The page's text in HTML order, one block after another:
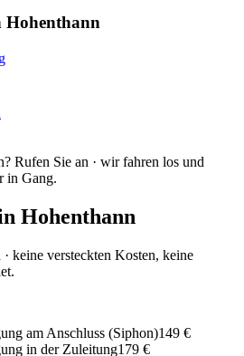
Hohenthann
Rufen Sie an · wir fahren los und
in Gang.
Hohenthann
keine versteckten Kosten, keine
am Anschluss (Siphon)149 €
in der Zuleitung179 €